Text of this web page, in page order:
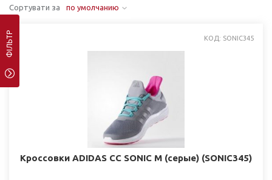
Сортувати за по умолчанию
ФІЛЬТР КОД: SONIC345
Кроссовки ADIDAS CC SONIC M (серые) (SONIC345)